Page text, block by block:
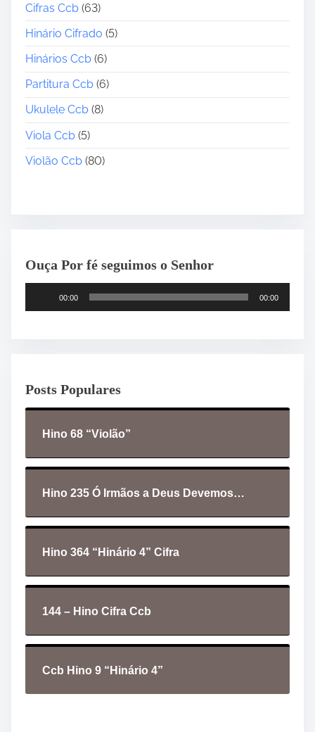
Cifras Ccb (63)
Hinário Cifrado (5)
Hinários Ccb (6)
Partitura Ccb (6)
Ukulele Ccb (8)
Viola Ccb (5)
Violão Ccb (80)
Ouça Por fé seguimos o Senhor
r
d
u
00:00 00:00
Posts Populares
Hino 68 “Violão”
Hino 235 Ó Irmãos a Deus Devemos…
Hino 364 “Hinário 4” Cifra
144 – Hino Cifra Ccb
Ccb Hino 9 “Hinário 4”